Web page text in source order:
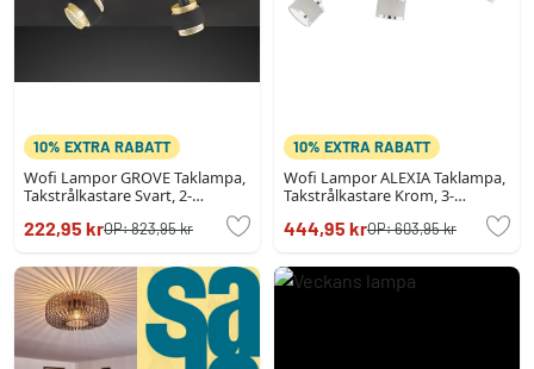
10% EXTRA RABATT
Wofi Lampor GROVE Taklampa,
Takstrålkastare Svart, 2-
222,95 krOP:823,95 kr
10% EXTRA RABATT
Wofi Lampor ALEXIA Taklampa,
Takstrålkastare Krom, 3-
444,95 krOP:603,95 kr